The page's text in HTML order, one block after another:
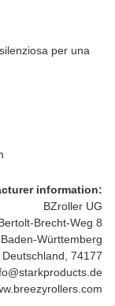
per una
information:
BZroller UG
Brecht-Weg 8
Baden-Württemberg
74177